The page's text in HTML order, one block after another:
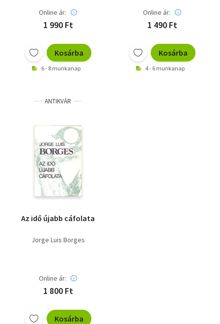
Online ár:
1 990 Ft
Kosárba
6 - 8 munkanap
Online ár:
1 490 Ft
Kosárba
4 - 6 munkanap
ANTIKVÁR
Az idő újabb cáfolata
Jorge Luis Borges
Online ár:
1 800 Ft
Kosárba